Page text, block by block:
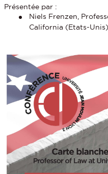
Présentée par :
Niels Frenzen,
California (Etats-Unis)